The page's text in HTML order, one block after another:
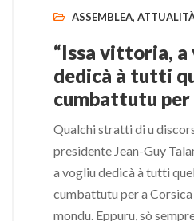
ASSEMBLEA,
“Issa vittoria, a
dedicà à tutti
cumbattutu per
Qualchi stratti di u
presidente Jean-Guy
a vogliu dedicà à tutti
cumbattutu per a Corsica
mondu. Eppuru, sò